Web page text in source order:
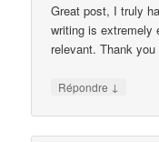
Great post, I truly
writing is extremely
relevant. Thank
Répondre ↓